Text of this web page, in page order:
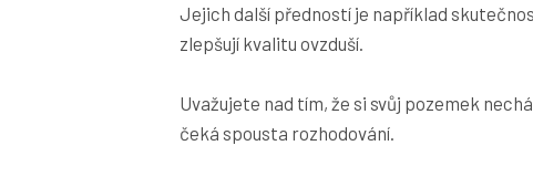
Jejich další předností je například
zlepšují kvalitu ovzduší.
Uvažujete nad tím, že si svůj pozemek
čeká spousta rozhodování.